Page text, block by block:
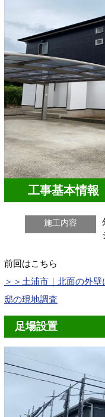
工事基本情報
施工内容
前回はこちら
＞＞土浦市｜北面の外
邸の現地調査
足場設置